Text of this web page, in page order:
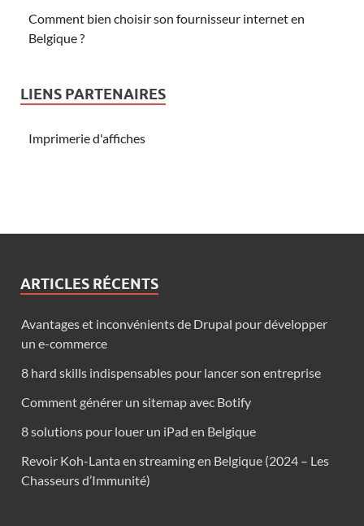
Comment bien choisir son fournisseur internet en
Belgique ?
LIENS PARTENAIRES
Imprimerie d'affiches
ARTICLES RÉCENTS
Avantages et inconvénients de Drupal pour développer
un e-commerce
8 hard skills indispensables pour lancer son entreprise
Comment générer un sitemap avec Botify
8 solutions pour louer un iPad en Belgique
Revoir Koh-Lanta en streaming en Belgique (2024 – Les
Chasseurs d’Immunité)